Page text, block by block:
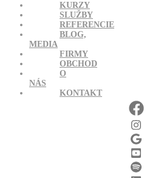
KURZY
SLUŽBY
REFERENCIE
BLOG,
MEDIA
FIRMY
OBCHOD
O
NÁS
KONTAKT